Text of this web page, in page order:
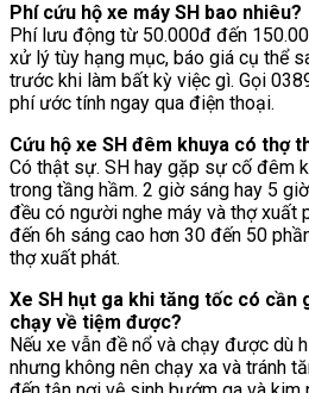
Phí cứu hộ xe máy SH bao nhiêu?
Phí lưu động từ 50.000đ đến
xử lý tùy hạng mục, báo giá cụ thể
trước khi làm bất kỳ việc gì. Gọi
phí ước tính ngay qua điện thoại.
Cứu hộ xe SH đêm khuya có thợ
Có thật sự. SH hay gặp sự cố đêm
trong tầng hầm. 2 giờ sáng hay 5
đều có người nghe máy và thợ xuất
đến 6h sáng cao hơn 30 đến 50
thợ xuất phát.
Xe SH hụt ga khi tăng tốc có cần
chạy về tiệm được?
Nếu xe vẫn đề nổ và chạy được dù
nhưng không nên chạy xa và tránh